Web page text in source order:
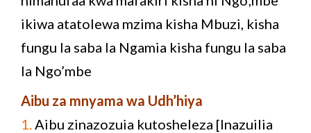
ikiwa atatolewa mzima kisha Mbuzi, kisha
fungu la saba la Ngamia kisha fungu la saba
la Ngo’mbe
Aibu za mnyama wa Udh’hiya
1. Aibu zinazozuia kutosheleza [Inazuilia